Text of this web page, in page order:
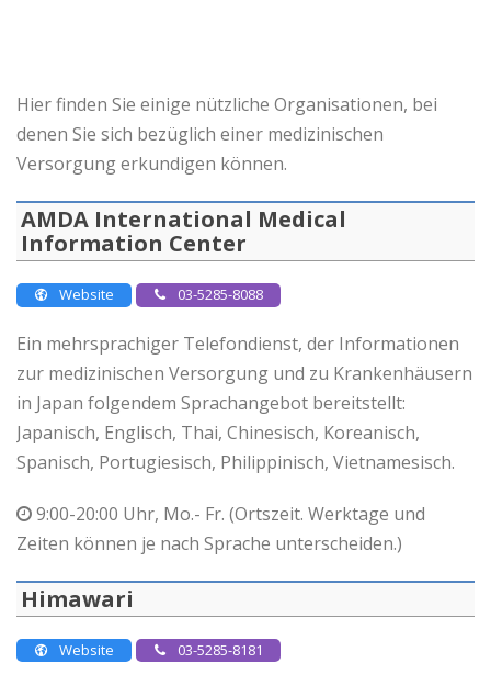
Hier finden Sie einige nützliche Organisationen, bei
denen Sie sich bezüglich einer medizinischen
Versorgung erkundigen können.
AMDA International Medical
Information Center
Website 03-5285-8088
Ein mehrsprachiger Telefondienst, der Informationen
zur medizinischen Versorgung und zu Krankenhäusern
in Japan folgendem Sprachangebot bereitstellt:
Japanisch, Englisch, Thai, Chinesisch, Koreanisch,
Spanisch, Portugiesisch, Philippinisch, Vietnamesisch.
9:00-20:00 Uhr, Mo.- Fr. (Ortszeit. Werktage und
Zeiten können je nach Sprache unterscheiden.)
Himawari
Website 03-5285-8181